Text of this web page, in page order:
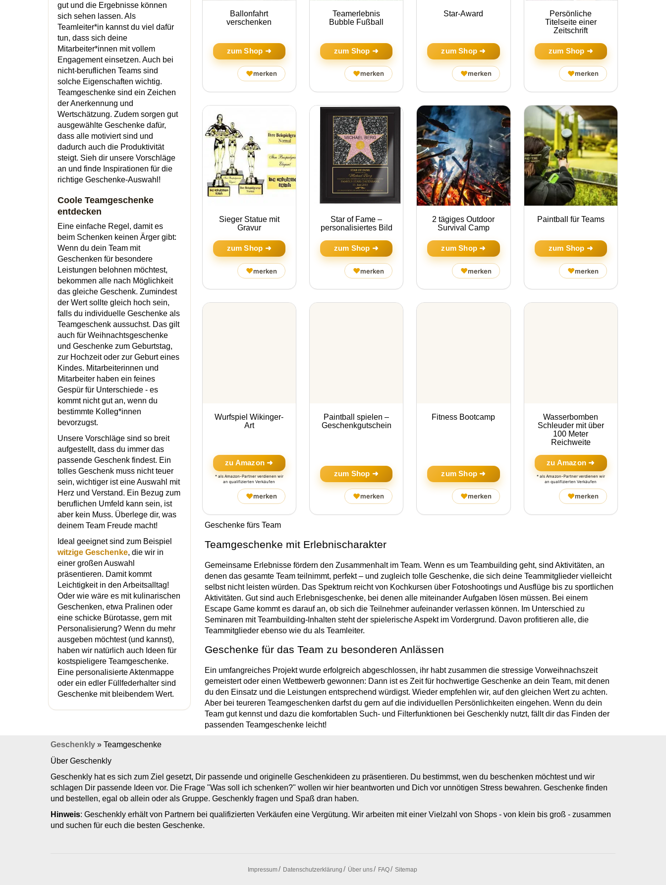
Ballonfahrt
verschenken
zum Shop ➜
♥merken
Teamerlebnis
Bubble Fußball
zum Shop ➜
♥merken
Star-Award
zum Shop ➜
♥merken
Persönliche
Titelseite einer
Zeitschrift
zum Shop ➜
♥merken
Sieger Statue mit
Gravur
zum Shop ➜
♥merken
Star of Fame –
personalisiertes Bild
zum Shop ➜
♥merken
2 tägiges Outdoor
Survival Camp
zum Shop ➜
♥merken
Paintball für Teams
zum Shop ➜
♥merken
Wurfspiel Wikinger-
Art
zu Amazon ➜
* als Amazon-Partner verdienen wir
an qualifizierten Verkäufen
♥merken
Paintball spielen –
Geschenkgutschein
zum Shop ➜
♥merken
Fitness Bootcamp
zum Shop ➜
♥merken
Wasserbomben
Schleuder mit über
100 Meter
Reichweite
zu Amazon ➜
* als Amazon-Partner verdienen wir
an qualifizierten Verkäufen
♥merken
Geschenke fürs Team
Teamgeschenke mit Erlebnischarakter
Gemeinsame Erlebnisse fördern den Zusammenhalt im Team. Wenn es um Teambuilding geht, sind Aktivitäten, an
denen das gesamte Team teilnimmt, perfekt – und zugleich tolle Geschenke, die sich deine Teammitglieder vielleicht
selbst nicht leisten würden. Das Spektrum reicht von Kochkursen über Fotoshootings und Ausflüge bis zu sportlichen
Aktivitäten. Gut sind auch Erlebnisgeschenke, bei denen alle miteinander Aufgaben lösen müssen. Bei einem
Escape Game kommt es darauf an, ob sich die Teilnehmer aufeinander verlassen können. Im Unterschied zu
Seminaren mit Teambuilding-Inhalten steht der spielerische Aspekt im Vordergrund. Davon profitieren alle, die
Teammitglieder ebenso wie du als Teamleiter.
Geschenke für das Team zu besonderen Anlässen
Ein umfangreiches Projekt wurde erfolgreich abgeschlossen, ihr habt zusammen die stressige Vorweihnachszeit
gemeistert oder einen Wettbewerb gewonnen: Dann ist es Zeit für hochwertige Geschenke an dein Team, mit denen
du den Einsatz und die Leistungen entsprechend würdigst. Wieder empfehlen wir, auf den gleichen Wert zu achten.
Aber bei teureren Teamgeschenken darfst du gern auf die individuellen Persönlichkeiten eingehen. Wenn du dein
Team gut kennst und dazu die komfortablen Such- und Filterfunktionen bei Geschenkly nutzt, fällt dir das Finden der
passenden Teamgeschenke leicht!
gut und die Ergebnisse können
sich sehen lassen. Als
Teamleiter*in kannst du viel dafür
tun, dass sich deine
Mitarbeiter*innen mit vollem
Engagement einsetzen. Auch bei
nicht-beruflichen Teams sind
solche Eigenschaften wichtig.
Teamgeschenke sind ein Zeichen
der Anerkennung und
Wertschätzung. Zudem sorgen gut
ausgewählte Geschenke dafür,
dass alle motiviert sind und
dadurch auch die Produktivität
steigt. Sieh dir unsere Vorschläge
an und finde Inspirationen für die
richtige Geschenke-Auswahl!
Coole Teamgeschenke
entdecken
Eine einfache Regel, damit es
beim Schenken keinen Ärger gibt:
Wenn du dein Team mit
Geschenken für besondere
Leistungen belohnen möchtest,
bekommen alle nach Möglichkeit
das gleiche Geschenk. Zumindest
der Wert sollte gleich hoch sein,
falls du individuelle Geschenke als
Teamgeschenk aussuchst. Das gilt
auch für Weihnachtsgeschenke
und Geschenke zum Geburtstag,
zur Hochzeit oder zur Geburt eines
Kindes. Mitarbeiterinnen und
Mitarbeiter haben ein feines
Gespür für Unterschiede - es
kommt nicht gut an, wenn du
bestimmte Kolleg*innen
bevorzugst.
Unsere Vorschläge sind so breit
aufgestellt, dass du immer das
passende Geschenk findest. Ein
tolles Geschenk muss nicht teuer
sein, wichtiger ist eine Auswahl mit
Herz und Verstand. Ein Bezug zum
beruflichen Umfeld kann sein, ist
aber kein Muss. Überlege dir, was
deinem Team Freude macht!
Ideal geeignet sind zum Beispiel
witzige Geschenke, die wir in
einer großen Auswahl
präsentieren. Damit kommt
Leichtigkeit in den Arbeitsalltag!
Oder wie wäre es mit kulinarischen
Geschenken, etwa Pralinen oder
eine schicke Bürotasse, gern mit
Personalisierung? Wenn du mehr
ausgeben möchtest (und kannst),
haben wir natürlich auch Ideen für
kostspieligere Teamgeschenke.
Eine personalisierte Aktenmappe
oder ein edler Füllfederhalter sind
Geschenke mit bleibendem Wert.
Geschenkly » Teamgeschenke
Über Geschenkly
Geschenkly hat es sich zum Ziel gesetzt, Dir passende und originelle Geschenkideen zu präsentieren. Du bestimmst, wen du beschenken möchtest und wir
schlagen Dir passende Ideen vor. Die Frage "Was soll ich schenken?" wollen wir hier beantworten und Dich vor unnötigen Stress bewahren. Geschenke finden
und bestellen, egal ob allein oder als Gruppe. Geschenkly fragen und Spaß dran haben.
Hinweis: Geschenkly erhält von Partnern bei qualifizierten Verkäufen eine Vergütung. Wir arbeiten mit einer Vielzahl von Shops - von klein bis groß - zusammen
und suchen für euch die besten Geschenke.
Impressum Datenschutzerklärung Über uns FAQ Sitemap